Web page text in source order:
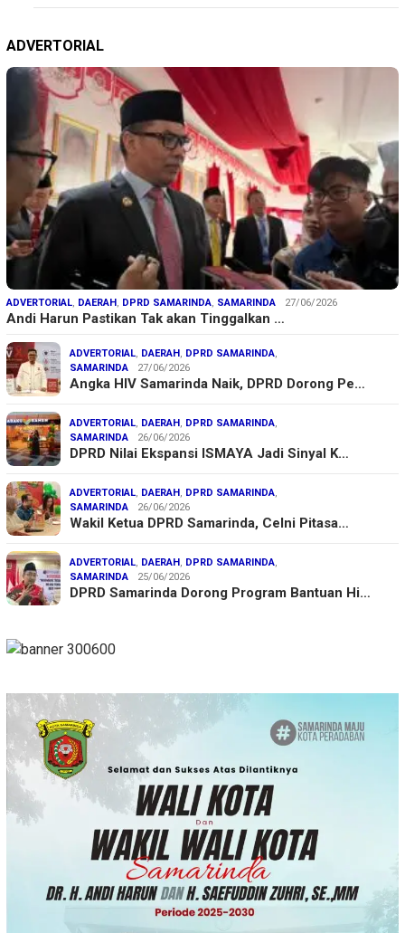
ADVERTORIAL
ADVERTORIAL DAERAH DPRD SAMARINDA SAMARINDA 27/06/2026
Andi Harun Pastikan Tak akan Tinggalkan …
ADVERTORIAL DAERAH DPRD SAMARINDA
SAMARINDA
27/06/2026
Angka HIV Samarinda Naik, DPRD Dorong Pe…
ADVERTORIAL DAERAH DPRD SAMARINDA
SAMARINDA
26/06/2026
DPRD Nilai Ekspansi ISMAYA Jadi Sinyal K…
ADVERTORIAL DAERAH DPRD SAMARINDA
SAMARINDA
26/06/2026
Wakil Ketua DPRD Samarinda, Celni Pitasa…
ADVERTORIAL DAERAH DPRD SAMARINDA
SAMARINDA
25/06/2026
DPRD Samarinda Dorong Program Bantuan Hi…